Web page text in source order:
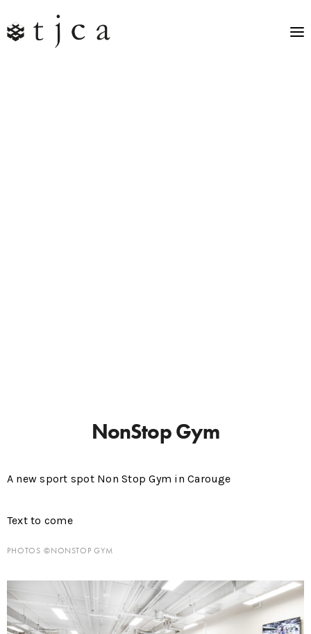
NonStop Gym
A new sport spot Non Stop Gym in Carouge
Text to come
PHOTOS ©NONSTOP GYM